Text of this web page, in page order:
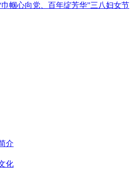
帼心向党、百年绽芳华”三八妇女节
介
化